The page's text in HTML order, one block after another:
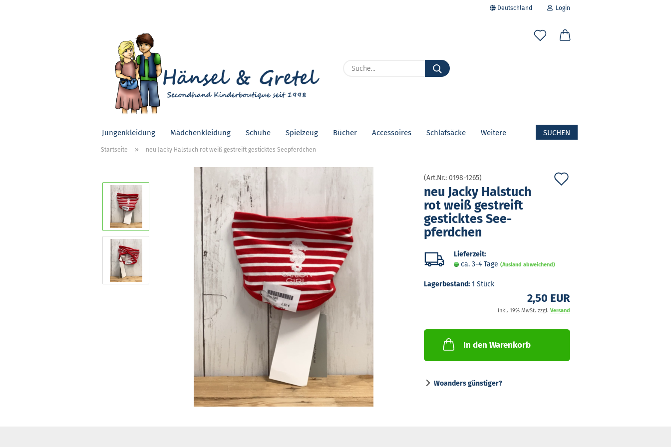
Deutschland Login
E-Mail
Suche...
Jungenkleidung Mädchenkleidung Schuhe Spielzeug Bücher Accessoires Schlafsäcke SUCHEN
Weitere
Startseite » neu Jacky Halstuch rot weiß gestreift gesticktes Seepferdchen
(Art.Nr.: 0198-1265)
neu Jacky Hals­tuch
rot weiß ge­streift
ge­stick­tes See­
pferd­chen
Lieferzeit:
ca. 3-4 Tage (Ausland abweichend)
Lagerbestand: 1 Stück
2,50 EUR
inkl. 19% MwSt. zzgl. Versand
In den Warenkorb
Woanders günstiger?